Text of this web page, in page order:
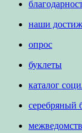
наши
опрос
буклеты
каталог
серебряный